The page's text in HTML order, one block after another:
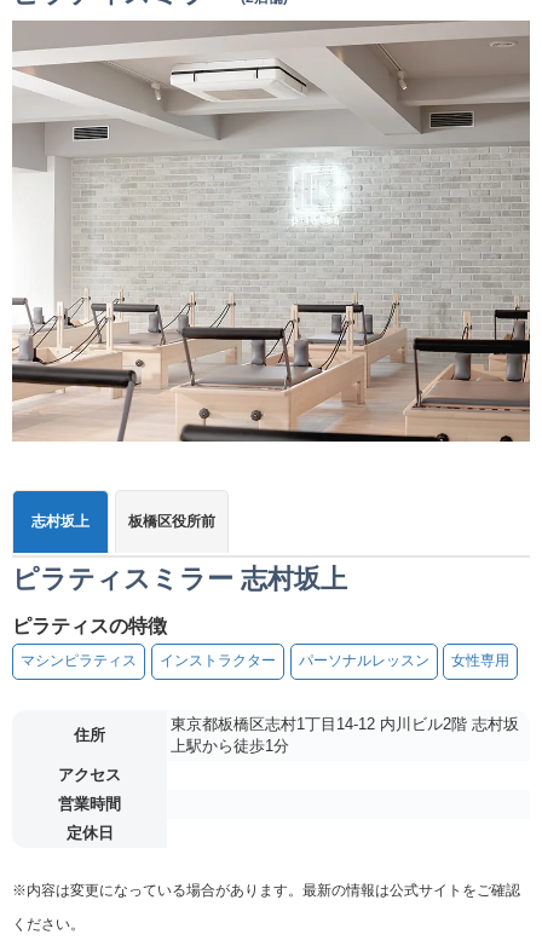
志村坂上 板橋区役所前
ピラティスミラー 志村坂上
ピラティスの特徴
マシンピラティス インストラクター パーソナルレッスン 女性専用
住所
東京都板橋区志村1丁目14-12 内川ビル2階 志村坂
上駅から徒歩1分
アクセス
営業時間
定休日
※内容は変更になっている場合があります。最新の情報は公式サイトをご確認
ください。